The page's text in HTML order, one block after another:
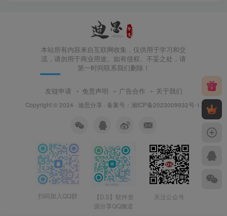
本站所有内容来自互联网收集，仅供用于学习和交
流，请勿用于商业用途。如有侵权、不妥之处，请
第一时间联系我们删除！
友链申请 免责声明 广告合作 关于我们
Copyright © 2024 · 迪思分享 · 备案号： 湘ICP备2023009932号-1
扫码加入QQ群
【D.S】软件资
源分享QQ频道
关注公众号